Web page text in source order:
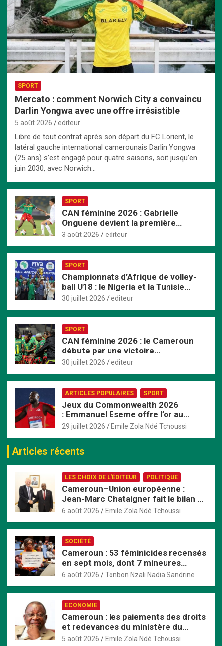
SPORT
Mercato : comment Norwich City a convaincu
Darlin Yongwa avec une offre irrésistible
5 août 2026 editeur
Libre de tout contrat après son départ du FC Lorient, le
latéral gauche international camerounais Darlin Yongwa
(25 ans) s’est engagé pour quatre saisons, soit jusqu’en
juin 2030, avec Norwich…
SPORT
CAN féminine 2026 : Gabrielle
Onguene devient la première
joueuse à disputer huit éditions
3 août 2026 editeur
SPORT
Championnats d’Afrique de volley-
ball U18 : le Nigeria et la Tunisie
couronnés à Alexandrie
30 juillet 2026 editeur
SPORT
CAN féminine 2026 : le Cameroun
débute par une victoire
convaincante face au Mali
30 juillet 2026 editeur
ARTICLES POPULAIRES SPORT
Jeux du Commonwealth 2026
: Emmanuel Eseme offre l’or au
Cameroun et affole les chronos à
29 juillet 2026 Emile Zola Ndé Tchoussi
Articles récents
LES CHOIX DE L'ÉDITEUR POLITIQUE
Cameroun–Union européenne :
Jean-Marc Chataigner fait le bilan de
son mandat avant son départ
6 août 2026 Emile Zola Ndé Tchoussi
SOCIÉTÉ
Cameroun : 53 féminicides recensés
en sept mois, dont 7 mineures
violées avant d’être tuées
6 août 2026 Tonbon Nzali Nadia Sandrine
ECONOMIE
Cameroun : les paiements des droits
et redevances du ministère du
Commerce passent exclusivement
5 août 2026 Emile Zola Ndé Tchoussi